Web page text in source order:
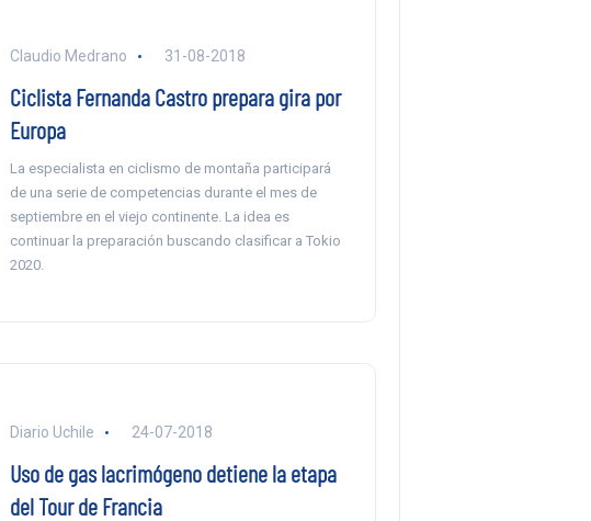
Claudio Medrano 31-08-2018
Ciclista Fernanda Castro prepara gira por
Europa
La especialista en ciclismo de montaña participará
de una serie de competencias durante el mes de
septiembre en el viejo continente. La idea es
continuar la preparación buscando clasificar a Tokio
2020.
Diario Uchile 24-07-2018
Uso de gas lacrimógeno detiene la etapa
del Tour de Francia